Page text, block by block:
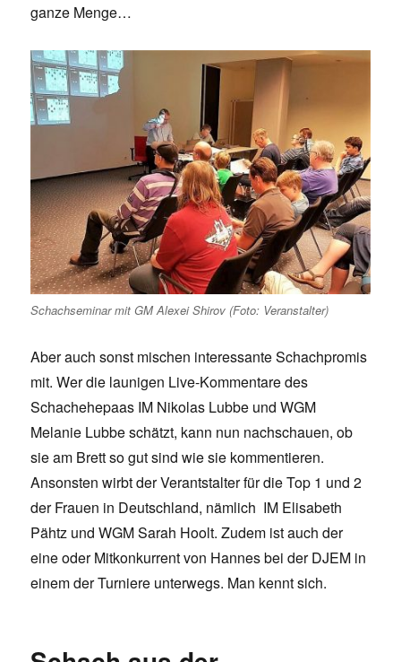
ganze Menge…
Schachseminar mit GM Alexei Shirov (Foto: Veranstalter)
Aber auch sonst mischen interessante Schachpromis
mit. Wer die launigen Live-Kommentare des
Schachehepaas IM Nikolas Lubbe und WGM
Melanie Lubbe schätzt, kann nun nachschauen, ob
sie am Brett so gut sind wie sie kommentieren.
Ansonsten wirbt der Verantstalter für die Top 1 und 2
der Frauen in Deutschland, nämlich IM Elisabeth
Pähtz und WGM Sarah Hoolt. Zudem ist auch der
eine oder Mitkonkurrent von Hannes bei der DJEM in
einem der Turniere unterwegs. Man kennt sich.